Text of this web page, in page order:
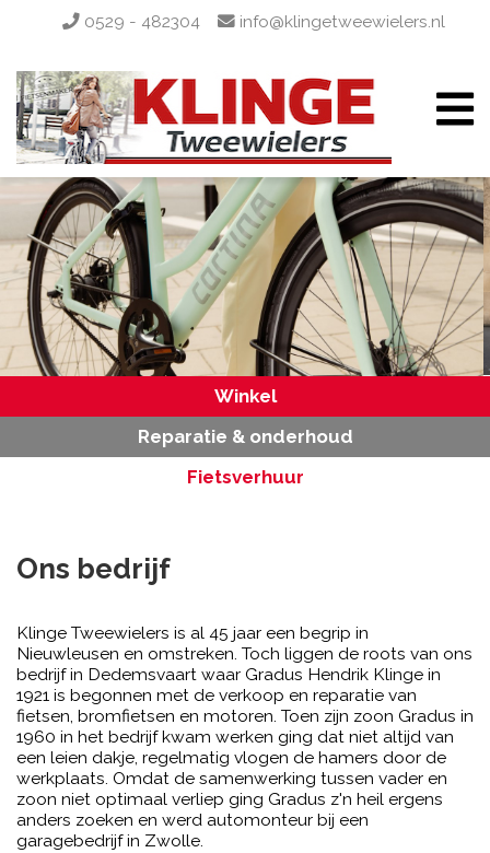
0529 - 482304 info@klingetweewielers.nl
Winkel
Reparatie & onderhoud
Fietsverhuur
Ons bedrijf
Klinge Tweewielers is al 45 jaar een begrip in
Nieuwleusen en omstreken. Toch liggen de roots van ons
bedrijf in Dedemsvaart waar Gradus Hendrik Klinge in
1921 is begonnen met de verkoop en reparatie van
fietsen, bromfietsen en motoren. Toen zijn zoon Gradus in
1960 in het bedrijf kwam werken ging dat niet altijd van
een leien dakje, regelmatig vlogen de hamers door de
werkplaats. Omdat de samenwerking tussen vader en
zoon niet optimaal verliep ging Gradus z'n heil ergens
anders zoeken en werd automonteur bij een
garagebedrijf in Zwolle.